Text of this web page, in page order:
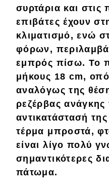
Δοκιμή
Αποστολή
Συγκρίνουμε
Αγώνες
Formula 1
WRC
Motorsport
συρτάρια και
επιβάτες έχουν
κλιματισμό, ενώ
φόρων,
εμπρός πίσω. Το
μήκους 18 cm,
αναλόγως της
ρεζέρβας ανάγκης
αντικατάστασή
τέρμα μπροστά,
είναι λίγο πολύ
σημαντικότερες
πάτωμα.